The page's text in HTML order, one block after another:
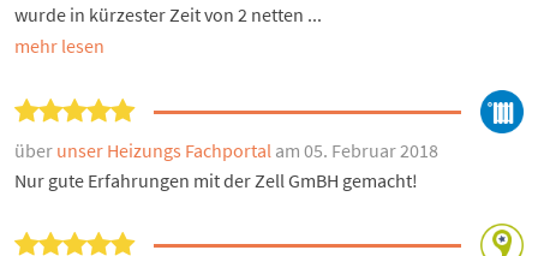
wurde in kürzester Zeit von 2 netten ...
mehr lesen
über unser Heizungs Fachportal am 05. Februar 2018
Nur gute Erfahrungen mit der Zell GmBH gemacht!